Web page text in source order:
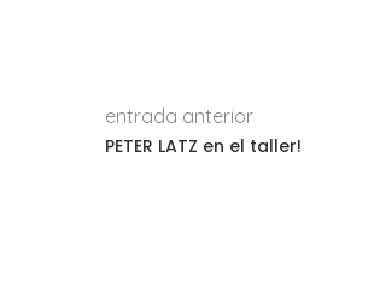
entrada anterior
PETER LATZ en el taller!